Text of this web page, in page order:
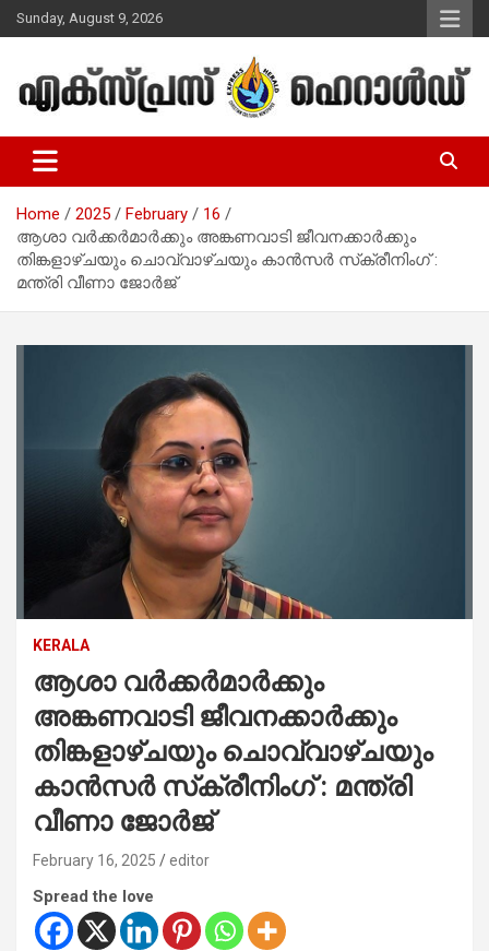
Skip
to
Sunday, August 9, 2026
Express Herald – Malayalam
Christian News
Home 2025 February
16
ആശാ വര്‍ക്കര്‍മാര്‍ക്കും അങ്കണവാടി ജീവനക്കാര്‍ക്കും
തിങ്കളാഴ്ചയും ചൊവ്വാഴ്ചയും കാന്‍സര്‍ സ്‌ക്രീനിംഗ് :
മന്ത്രി വീണാ ജോര്‍ജ്
KERALA
ആശാ വര്‍ക്കര്‍മാര്‍ക്കും
അങ്കണവാടി ജീവനക്കാര്‍ക്കും
തിങ്കളാഴ്ചയും ചൊവ്വാഴ്ചയും
കാന്‍സര്‍ സ്‌ക്രീനിംഗ് : മന്ത്രി
വീണാ ജോര്‍ജ്
February 16, 2025 editor
Spread the love